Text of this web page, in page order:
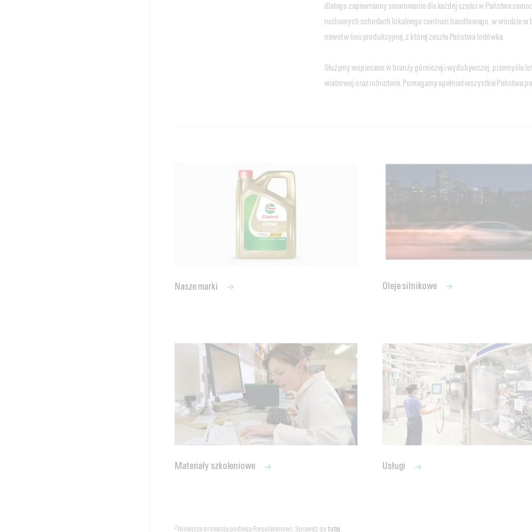
dlatego zapewniamy smarowanie dla każdej części w Państwa
ruchomych schodach lokalnego centrum handlowego, w windzie w
nawet w linii produkcyjnej, z której zeszła Państwa lodówka.
Służymy wsparciem w branży górniczej i wydobywczej, przemyśle
wiatrowej oraz rolnictwie. Pomagamy spełniać wszystkie Państwa
Nasze marki Oleje silnikowe
Materiały szkoleniowe Usługi
2Niniejsza promocja podlega Regulaminowi. Sprawdź go tutaj.